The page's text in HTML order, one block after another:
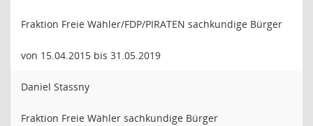
Fraktion Freie Wähler/FDP/PIRATEN sachkundige Bürger
von 15.04.2015 bis 31.05.2019
Daniel Stassny
Fraktion Freie Wähler sachkundige Bürger